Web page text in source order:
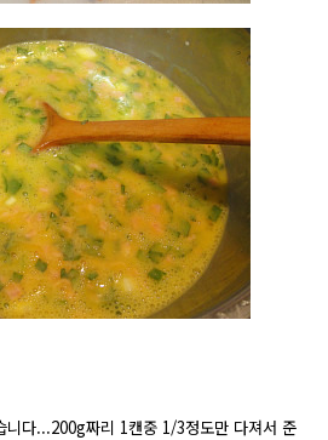
니다...200g짜리 1캔중 1/3정도만 다져서 준